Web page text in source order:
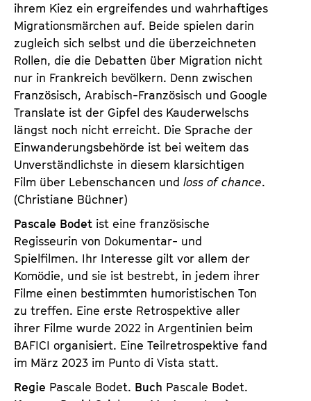
ihrem Kiez ein ergreifendes und wahrhaftiges
Migrationsmärchen auf. Beide spielen darin
zugleich sich selbst und die überzeichneten
Rollen, die die Debatten über Migration nicht
nur in Frankreich bevölkern. Denn zwischen
Französisch, Arabisch-Französisch und Google
Translate ist der Gipfel des Kauderwelschs
längst noch nicht erreicht. Die Sprache der
Einwanderungsbehörde ist bei weitem das
Unverständlichste in diesem klarsichtigen
Film über Lebenschancen und loss of chance.
(Christiane Büchner)
Pascale Bodet ist eine französische
Regisseurin von Dokumentar- und
Spielfilmen. Ihr Interesse gilt vor allem der
Komödie, und sie ist bestrebt, in jedem ihrer
Filme einen bestimmten humoristischen Ton
zu treffen. Eine erste Retrospektive aller
ihrer Filme wurde 2022 in Argentinien beim
BAFICI organisiert. Eine Teilretrospektive fand
im März 2023 im Punto di Vista statt.
Regie Pascale Bodet. Buch Pascale Bodet.